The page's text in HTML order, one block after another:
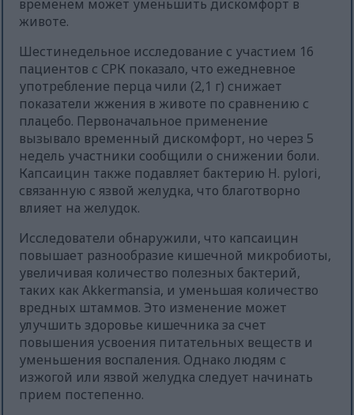
временем может уменьшить дискомфорт в
животе.
Шестинедельное исследование с участием 16
пациентов с СРК показало, что ежедневное
употребление перца чили (2,1 г) снижает
показатели жжения в животе по сравнению с
плацебо. Первоначальное применение
вызывало временный дискомфорт, но через 5
недель участники сообщили о снижении боли.
Капсаицин также подавляет бактерию H. pylori,
связанную с язвой желудка, что благотворно
влияет на желудок.
Исследователи обнаружили, что капсаицин
повышает разнообразие кишечной микробиоты,
увеличивая количество полезных бактерий,
таких как Akkermansia, и уменьшая количество
вредных штаммов. Это изменение может
улучшить здоровье кишечника за счет
повышения усвоения питательных веществ и
уменьшения воспаления. Однако людям с
изжогой или язвой желудка следует начинать
прием постепенно.